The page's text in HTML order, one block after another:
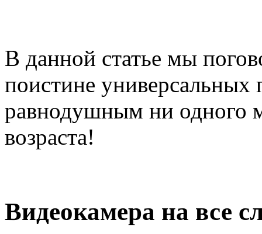
В данной статье мы
поистине универсальных
равнодушным ни одного
возраста!
Видеокамера на все